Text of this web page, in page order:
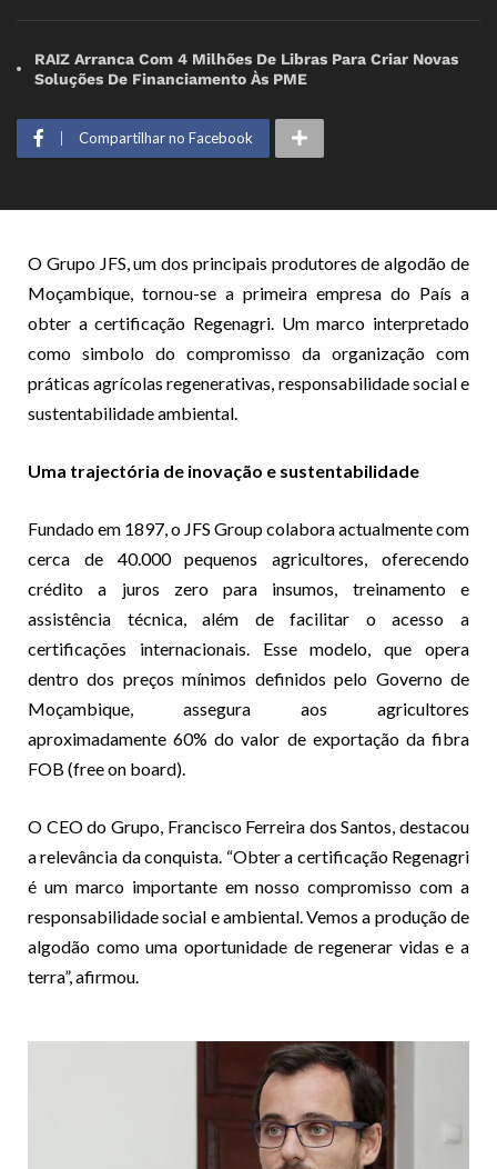
RAIZ Arranca Com 4 Milhões De Libras Para Criar Novas
Soluções De Financiamento Às PME
Compartilhar no Facebook
O Grupo JFS, um dos principais produtores de algodão de
Moçambique, tornou-se a primeira empresa do País a
obter a certificação Regenagri. Um marco interpretado
como simbolo do compromisso da organização com
práticas agrícolas regenerativas, responsabilidade social e
sustentabilidade ambiental.
Uma trajectória de inovação e sustentabilidade
Fundado em 1897, o JFS Group colabora actualmente com
cerca de 40.000 pequenos agricultores, oferecendo
crédito a juros zero para insumos, treinamento e
assistência técnica, além de facilitar o acesso a
certificações internacionais. Esse modelo, que opera
dentro dos preços mínimos definidos pelo Governo de
Moçambique, assegura aos agricultores
aproximadamente 60% do valor de exportação da fibra
FOB (free on board).
O CEO do Grupo, Francisco Ferreira dos Santos, destacou
a relevância da conquista. “Obter a certificação Regenagri
é um marco importante em nosso compromisso com a
responsabilidade social e ambiental. Vemos a produção de
algodão como uma oportunidade de regenerar vidas e a
terra”, afirmou.